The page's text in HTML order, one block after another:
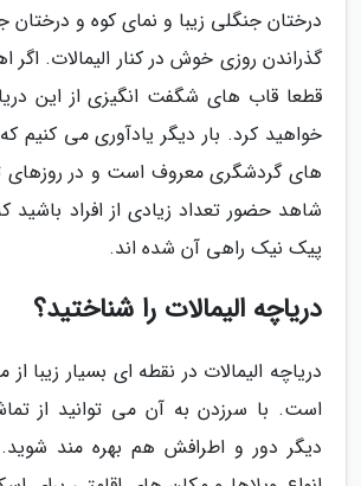
درختان جنگلی زیبا و نمای کوه و
گذراندن روزی خوش در کنار الیمالات.
قطعا قاب های شگفت انگیزی از این
خواهید کرد. بار دیگر یادآوری می کنیم که
های گردشگری معروف است و در روزهای
شاهد حضور تعداد زیادی از افراد باشید
پیک نیک راهی آن شده اند.
دریاچه الیمالات را شناختید؟
دریاچه الیمالات در نقطه ای بسیار زیبا از
است. با سرزدن به آن می توانید از
دیگر دور و اطرافش هم بهره مند